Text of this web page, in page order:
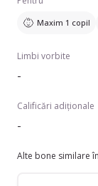
Maxim 1 copil
Limbi vorbite
-
Calificări adiționale
-
Alte bone similare